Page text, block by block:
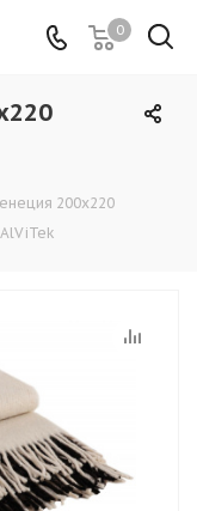
0
200х220